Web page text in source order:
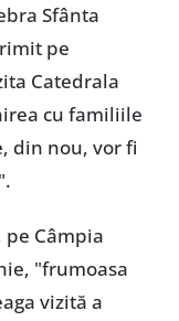
Sfânta
pe
Catedrala
cu familiile
din nou, vor fi
Câmpia
"frumoasa
vizită a